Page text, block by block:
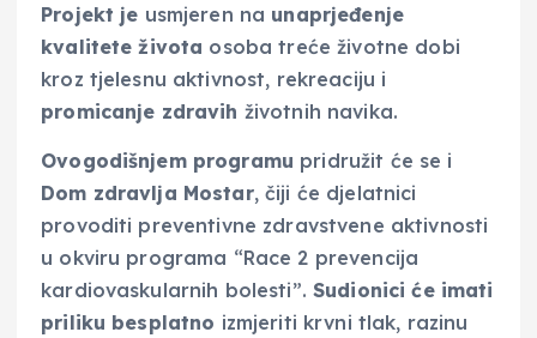
Projekt je usmjeren na unaprjeđenje
kvalitete života osoba treće životne dobi
kroz tjelesnu aktivnost, rekreaciju i
promicanje zdravih životnih navika.
Ovogodišnjem programu pridružit će se i
Dom zdravlja Mostar, čiji će djelatnici
provoditi preventivne zdravstvene aktivnosti
u okviru programa “Race 2 prevencija
kardiovaskularnih bolesti”.Sudionici će imati
priliku besplatno izmjeriti krvni tlak, razinu